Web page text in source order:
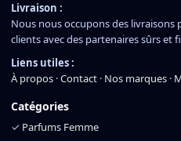
Livraison :
Nous nous occupons des livraisons
clients avec des partenaires sûrs et
Liens utiles :
À propos ·Contact · Nos marques ·
Catégories
✓ Parfums Femme